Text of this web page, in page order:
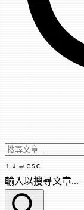
↑ ↓ ↵ esc
輸入以搜尋文章...
搜尋文章...